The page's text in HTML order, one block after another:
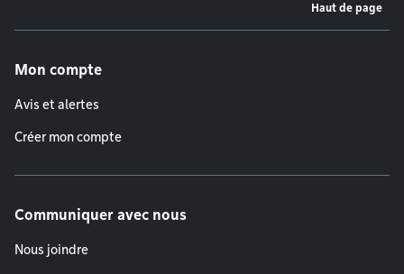
Haut de page
Mon compte
Avis et alertes
Créer mon compte
Communiquer avec nous
Nous joindre